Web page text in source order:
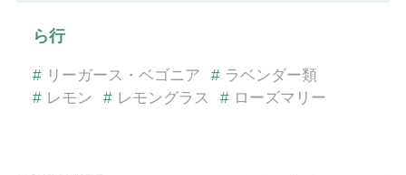
ら行
# リーガース・ベゴニア # ラベンダー類
# レモン # レモングラス # ローズマリー